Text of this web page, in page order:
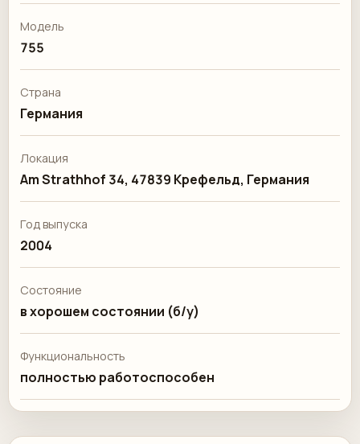
Модель
755
Страна
Германия
Локация
Am Strathhof 34, 47839 Крефельд, Германия
Год выпуска
2004
Состояние
в хорошем состоянии (б/у)
Функциональность
полностью работоспособен